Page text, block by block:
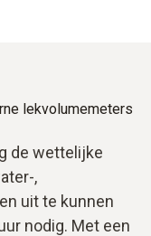
lekvolumemeters
de wettelijke
,
uit te kunnen
nodig. Met een